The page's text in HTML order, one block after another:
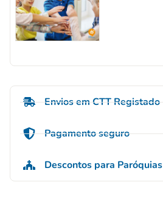
Envios em CTT Registado
Pagamento seguro
Descontos para Paróquias